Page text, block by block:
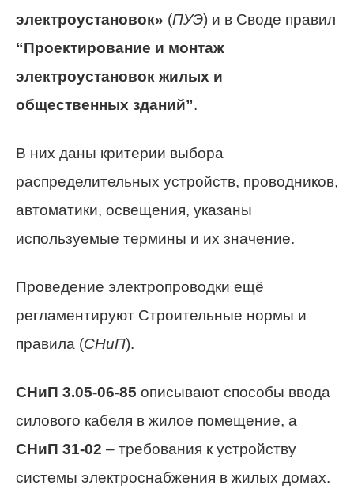
электроустановок» (ПУЭ) и в Своде правил
“Проектирование и монтаж
электроустановок жилых и
общественных зданий”.
В них даны критерии выбора
распределительных устройств, проводников,
автоматики, освещения, указаны
используемые термины и их значение.
Проведение электропроводки ещё
регламентируют Строительные нормы и
правила (СНиП).
СНиП 3.05-06-85 описывают способы ввода
силового кабеля в жилое помещение, а
СНиП 31-02 – требования к устройству
системы электроснабжения в жилых домах.